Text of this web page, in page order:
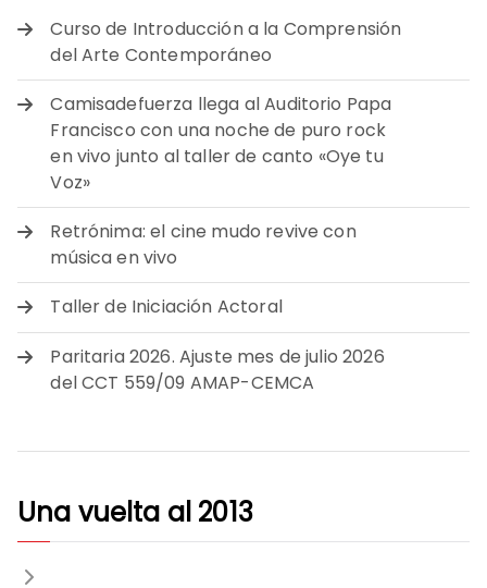
Curso de Introducción a la Comprensión
del Arte Contemporáneo
Camisadefuerza llega al Auditorio Papa
Francisco con una noche de puro rock
en vivo junto al taller de canto «Oye tu
Voz»
Retrónima: el cine mudo revive con
música en vivo
Taller de Iniciación Actoral
Paritaria 2026. Ajuste mes de julio 2026
del CCT 559/09 AMAP-CEMCA
Una vuelta al 2013